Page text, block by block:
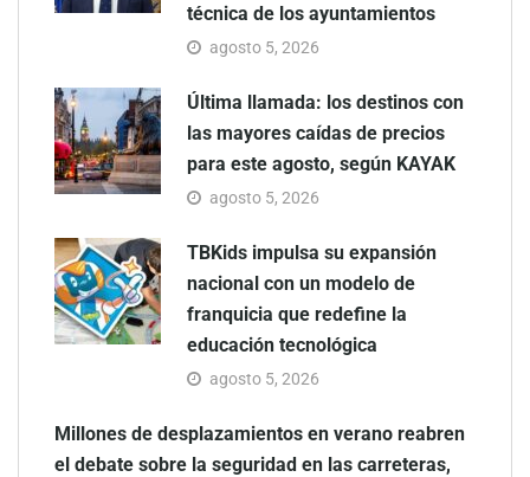
técnica de los ayuntamientos
agosto 5, 2026
Última llamada: los destinos con
las mayores caídas de precios
para este agosto, según KAYAK
agosto 5, 2026
TBKids impulsa su expansión
nacional con un modelo de
franquicia que redefine la
educación tecnológica
agosto 5, 2026
Millones de desplazamientos en verano reabren
el debate sobre la seguridad en las carreteras,